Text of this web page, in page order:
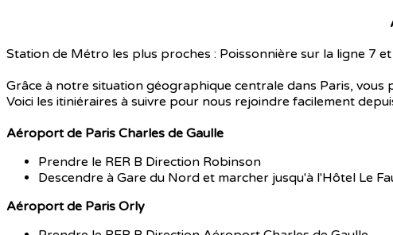
Station de Métro les plus proches : Poissonnière sur la ligne 7
Grâce à notre situation géographique centrale dans Paris,
Voici les itiniéraires à suivre pour nous rejoindre facilement
Aéroport de Paris Charles de Gaulle
Prendre le RER B Direction Robinson
Descendre à Gare du Nord et marcher jusqu'à l'Hôtel Le
Aéroport de Paris Orly